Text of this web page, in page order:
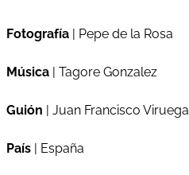
Fotografía | Pepe de la Rosa
Música | Tagore Gonzalez
Guión | Juan Francisco Viruega
País | España